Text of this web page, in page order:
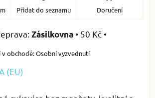
Přidat do seznamu Doručení
Zásilkovna • 50 Kč •
Osobní vyzvednutí
(EU)